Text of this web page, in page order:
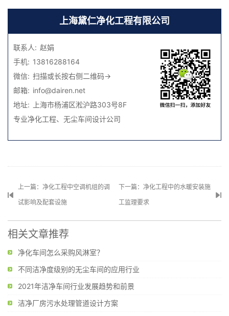
上海黛仁净化工程有限公司
联系人: 赵娟
手机: 13816288164
微信: 扫描或长按右侧二维码→
邮箱: info@dairen.net
地址:
上海市杨浦区淞沪路303号8F
专业净化工程、 无尘车间设计公司
上一篇：净化工程中空调机组的调
试影响及配套设施
下一篇：净化工程中的水暖安装施
工监理要求
相关文章推荐
净化车间怎么采购风淋室？
不同洁净度级别的无尘车间的应用行业
2021年洁净车间行业发展趋势和前景
洁净厂房污水处理管道设计方案